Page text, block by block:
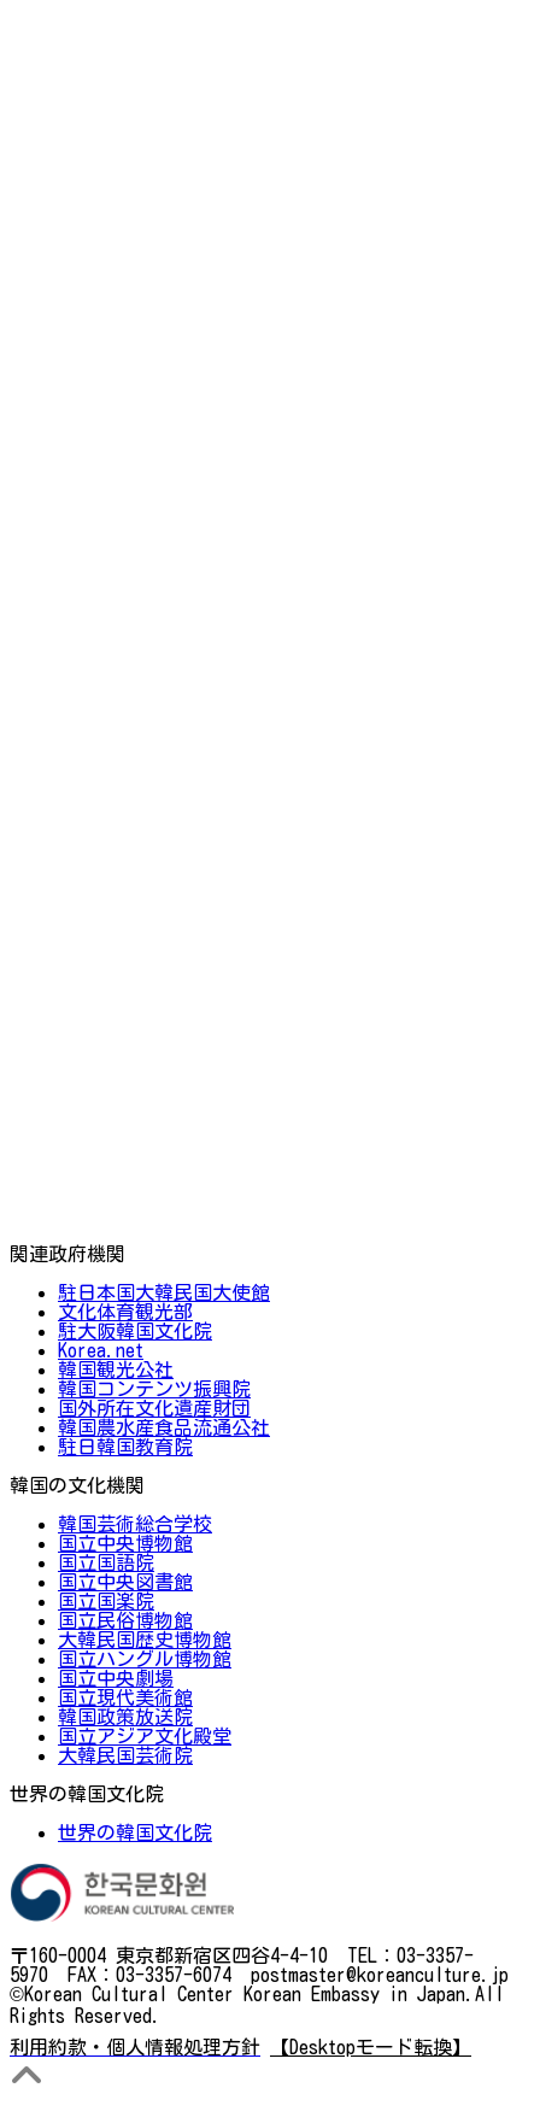
関連政府機関
駐日本国大韓民国大使館
文化体育観光部
駐大阪韓国文化院
Korea.net
韓国観光公社
韓国コンテンツ振興院
国外所在文化遺産財団
韓国農水産食品流通公社
駐日韓国教育院
韓国の文化機関
韓国芸術総合学校
国立中央博物館
国立国語院
国立中央図書館
国立国楽院
国立民俗博物館
大韓民国歴史博物館
国立ハングル博物館
国立中央劇場
国立現代美術館
韓国政策放送院
国立アジア文化殿堂
大韓民国芸術院
世界の韓国文化院
世界の韓国文化院
〒160-0004 東京都新宿区四谷4-4-10 TEL：03-3357-
5970 FAX：03-3357-6074 postmaster@koreanculture.jp
©Korean Cultural Center Korean Embassy in Japan.All
Rights Reserved.
利用約款・個人情報処理方針
【Desktopモード転換】